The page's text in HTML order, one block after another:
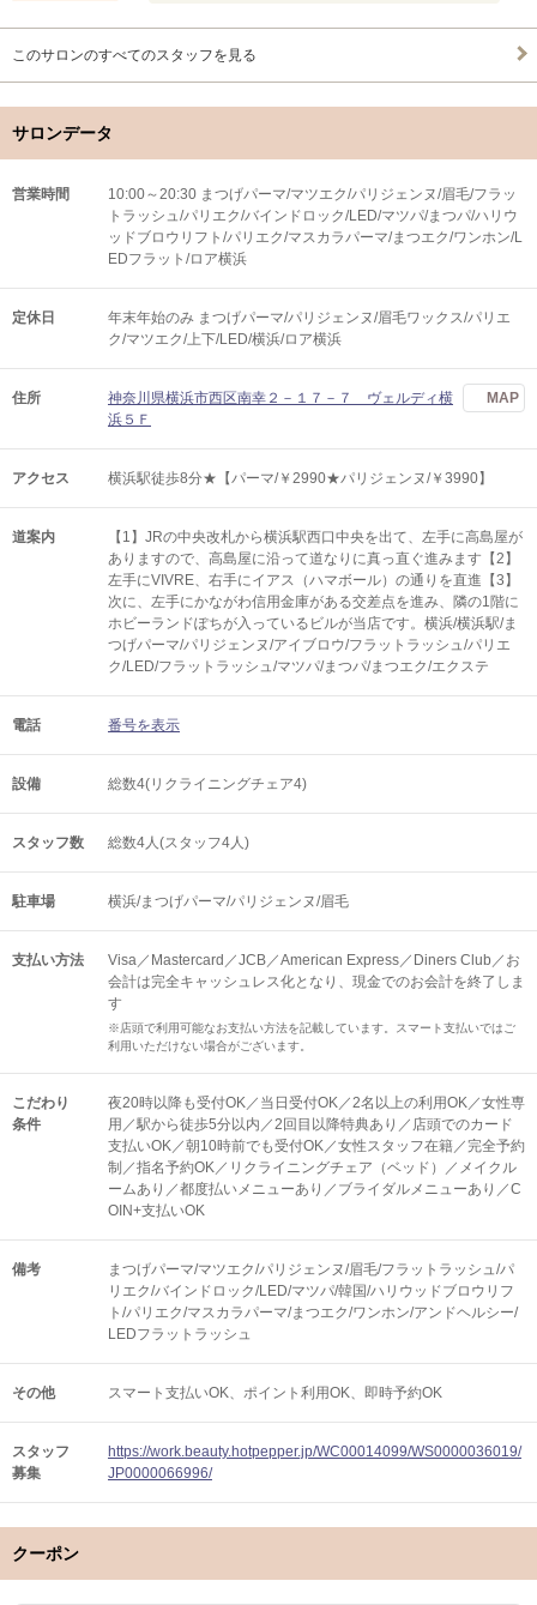
このサロンのすべてのスタッフを見る
サロンデータ
営業時間
10:00～20:30 まつげパーマ/マツエク/パリジェンヌ/眉毛/フラッ
トラッシュ/パリエク/バインドロック/LED/マツパ/まつパ/ハリウ
ッドブロウリフト/パリエク/マスカラパーマ/まつエク/ワンホン/L
EDフラット/ロア横浜
定休日
年末年始のみ まつげパーマ/パリジェンヌ/眉毛ワックス/パリエ
ク/マツエク/上下/LED/横浜/ロア横浜
住所
神奈川県横浜市西区南幸２－１７－７ ヴェルディ横
浜５Ｆ
MAP
アクセス 横浜駅徒歩8分★【パーマ/￥2990★パリジェンヌ/￥3990】
道案内
【1】JRの中央改札から横浜駅西口中央を出て、左手に高島屋が
ありますので、高島屋に沿って道なりに真っ直ぐ進みます【2】
左手にVIVRE、右手にイアス（ハマボール）の通りを直進【3】
次に、左手にかながわ信用金庫がある交差点を進み、隣の1階に
ホビーランドぽちが入っているビルが当店です。横浜/横浜駅/ま
つげパーマ/パリジェンヌ/アイブロウ/フラットラッシュ/パリエ
ク/LED/フラットラッシュ/マツパ/まつパ/まつエク/エクステ
電話 番号を表示
設備 総数4(リクライニングチェア4)
スタッフ数 総数4人(スタッフ4人)
駐車場 横浜/まつげパーマ/パリジェンヌ/眉毛
支払い方法
Visa／Mastercard／JCB／American Express／Diners Club／お
会計は完全キャッシュレス化となり、現金でのお会計を終了しま
す
※店頭で利用可能なお支払い方法を記載しています。スマート支払いではご
利用いただけない場合がございます。
こだわり
条件
夜20時以降も受付OK／当日受付OK／2名以上の利用OK／女性専
用／駅から徒歩5分以内／2回目以降特典あり／店頭でのカード
支払いOK／朝10時前でも受付OK／女性スタッフ在籍／完全予約
制／指名予約OK／リクライニングチェア（ベッド）／メイクル
ームあり／都度払いメニューあり／ブライダルメニューあり／C
OIN+支払いOK
備考
まつげパーマ/マツエク/パリジェンヌ/眉毛/フラットラッシュ/パ
リエク/バインドロック/LED/マツパ/韓国/ハリウッドブロウリフ
ト/パリエク/マスカラパーマ/まつエク/ワンホン/アンドヘルシー/
LEDフラットラッシュ
その他 スマート支払いOK ポイント利用OK 即時予約OK
スタッフ
募集
https://work.beauty.hotpepper.jp/WC00014099/WS0000036019/
JP0000066996/
クーポン